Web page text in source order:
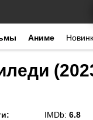
Аниме
: IMDb: 6.8